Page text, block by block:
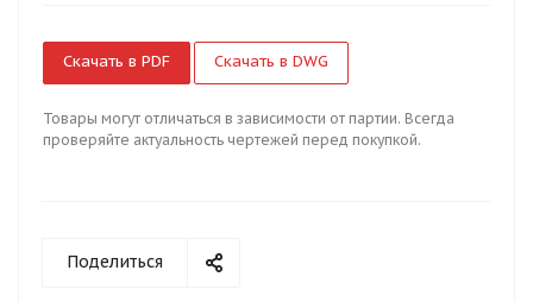
Скачать в PDF Скачать в DWG
Товары могут отличаться в зависимости от партии. Всегда
проверяйте актуальность чертежей перед покупкой.
Поделиться